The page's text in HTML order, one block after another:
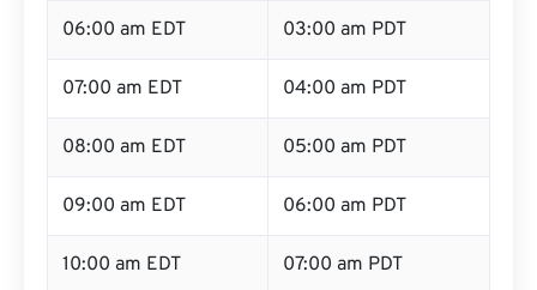
06:00 am EDT 03:00 am PDT
07:00 am EDT 04:00 am PDT
08:00 am EDT 05:00 am PDT
09:00 am EDT 06:00 am PDT
10:00 am EDT 07:00 am PDT